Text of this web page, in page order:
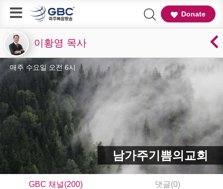
Donate
이황영 목사
남가주기쁨의교회
매주 수요일 오전 6시
GBC 채널(200) 댓글(0)